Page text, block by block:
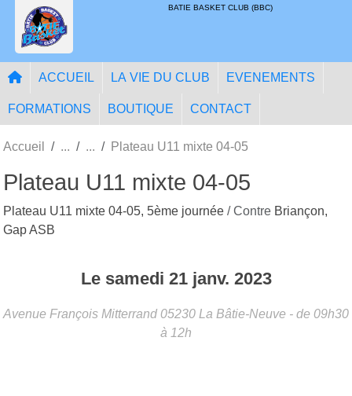
BATIE BASKET CLUB (BBC)
ACCUEIL LA VIE DU CLUB EVENEMENTS
FORMATIONS BOUTIQUE CONTACT
Accueil Plateau U11 mixte 04-05
Plateau U11 mixte 04-05
Plateau U11 mixte 04-05, 5ème journée / Contre Briançon,
Gap ASB
Le samedi 21 janv. 2023
Avenue François Mitterrand 05230 La Bâtie-Neuve - de 09h30
à 12h
Panneau de gestion des cookies